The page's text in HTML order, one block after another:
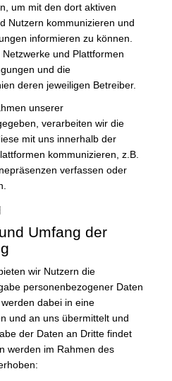
um mit den dort aktiven
Nutzern kommunizieren und
informieren zu können.
und Plattformen
und die
deren jeweiligen Betreiber.
unserer
verarbeiten wir die
mit uns innerhalb der
kommunizieren, z.B.
verfassen oder
Umfang der
wir Nutzern die
personenbezogener Daten
dabei in eine
und an uns übermittelt und
der Daten an Dritte findet
werden im Rahmen des